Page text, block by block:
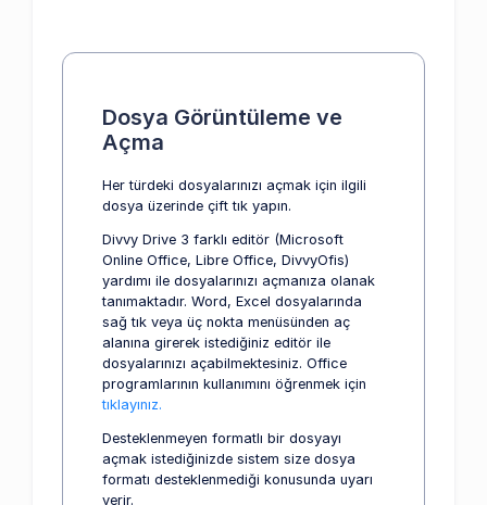
Dosya Görüntüleme ve
Açma
Her türdeki dosyalarınızı açmak için ilgili
dosya üzerinde çift tık yapın.
Divvy Drive 3 farklı editör (Microsoft
Online Office, Libre Office, DivvyOfis)
yardımı ile dosyalarınızı açmanıza olanak
tanımaktadır. Word, Excel dosyalarında
sağ tık veya üç nokta menüsünden aç
alanına girerek istediğiniz editör ile
dosyalarınızı açabilmektesiniz. Office
programlarının kullanımını öğrenmek için
tıklayınız.
Desteklenmeyen formatlı bir dosyayı
açmak istediğinizde sistem size dosya
formatı desteklenmediği konusunda uyarı
verir.